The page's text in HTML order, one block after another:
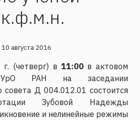
10 августа 2016
г. (четверг) в 11:00в актовом
РАН на заседании
совета Д 004.012.01 состоится
Зубовой Надежды
и нелинейные режимы